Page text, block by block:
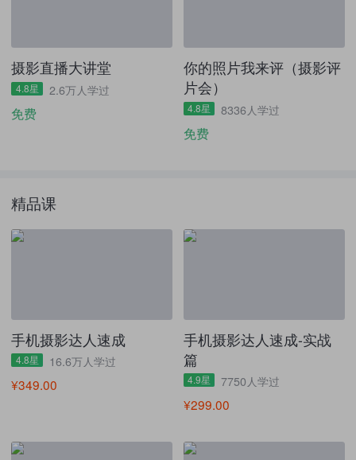
摄影直播大讲堂
4.8星 2.6万人学过
免费
你的照片我来评（摄影评
片会）
4.8星 8336人学过
免费
精品课
手机摄影达人速成
4.8星 16.6万人学过
¥349.00
手机摄影达人速成-实战
篇
4.9星 7750人学过
¥299.00